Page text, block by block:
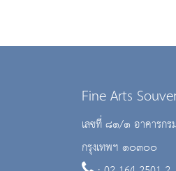
Fine Arts
เลขที่ ๘๑/๑ อาคารกร
กรุงเทพฯ ๑๐๓๐๐